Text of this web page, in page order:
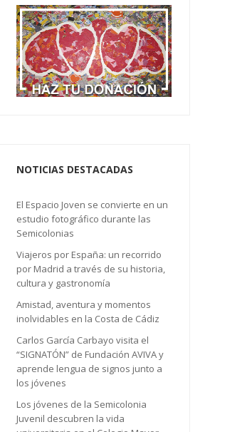
NOTICIAS DESTACADAS
El Espacio Joven se convierte en un
estudio fotográfico durante las
Semicolonias
Viajeros por España: un recorrido
por Madrid a través de su historia,
cultura y gastronomía
Amistad, aventura y momentos
inolvidables en la Costa de Cádiz
Carlos García Carbayo visita el
“SIGNATÓN” de Fundación AVIVA y
aprende lengua de signos junto a
los jóvenes
Los jóvenes de la Semicolonia
Juvenil descubren la vida